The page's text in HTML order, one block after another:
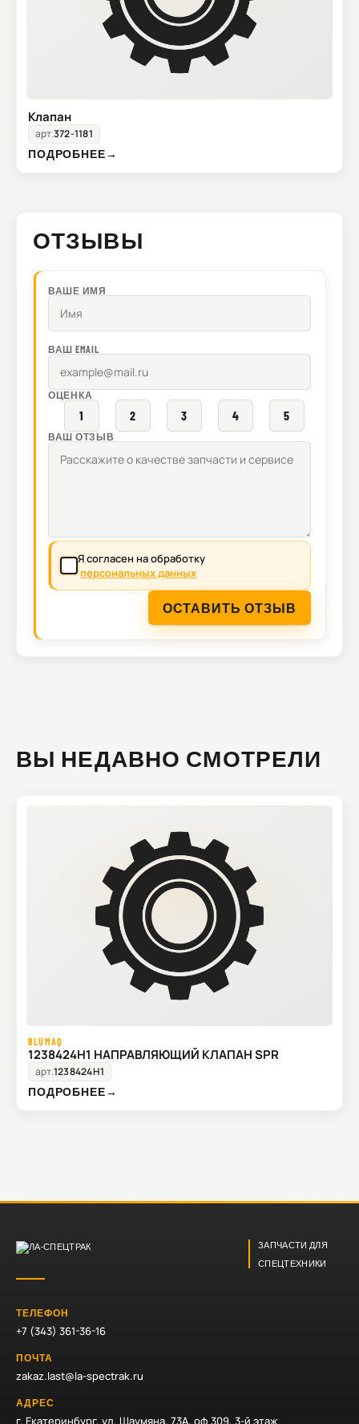
Клапан
арт.372-1181
ПОДРОБНЕЕ→
ОТЗЫВЫ
ВАШЕ ИМЯ
ВАШ EMAIL
ОЦЕНКА
1 2 3 4 5
ВАШ ОТЗЫВ
Я согласен на обработку
персональных данных
ОСТАВИТЬ ОТЗЫВ
ВЫ НЕДАВНО СМОТРЕЛИ
BLUMAQ
1238424H1 НАПРАВЛЯЮЩИЙ КЛАПАН SPR
арт.1238424H1
ПОДРОБНЕЕ→
ЗАПЧАСТИ ДЛЯ
СПЕЦТЕХНИКИ
ТЕЛЕФОН
+7 (343) 361-36-16
ПОЧТА
zakaz.last@la-spectrak.ru
АДРЕС
г. Екатеринбург, ул. Шаумяна, 73А, оф 309, 3-й этаж